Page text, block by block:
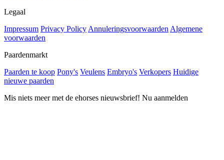
Legaal
Impressum Privacy PolicyAnnuleringsvoorwaardenAlgemene
voorwaarden
Paardenmarkt
Paarden te koop Pony's Veulens Embryo's Verkopers Huidige
nieuwe paarden
Mis niets meer met de ehorses nieuwsbrief! Nu aanmelden